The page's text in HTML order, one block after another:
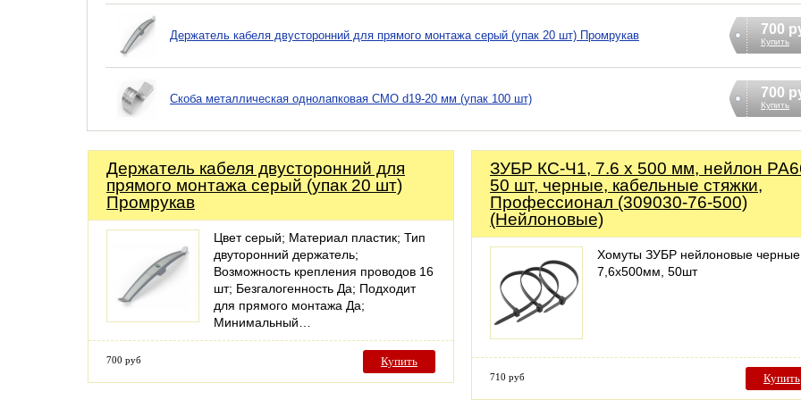
Держатель кабеля двусторонний для прямого монтажа серый (упак 20 шт) Промрукав 700
Купить
Скоба металлическая однолапковая СМО d19-20 мм (упак 100 шт) 700
Купить
Держатель кабеля двусторонний для
прямого монтажа серый (упак 20 шт)
Промрукав
Цвет серый; Материал пластик; Тип
двуторонний держатель;
Возможность крепления проводов 16
шт; Безгалогенность Да; Подходит
для прямого монтажа Да;
Mинимальный…
700 руб Купить
ЗУБР КС-Ч1, 7.6 x 500 мм, нейлон
50 шт, черные, кабельные стяжки,
Профессионал (309030-76-500)
(Нейлоновые)
Хомуты ЗУБР нейлоновые черные
7,6x500мм, 50шт
710 руб Купить